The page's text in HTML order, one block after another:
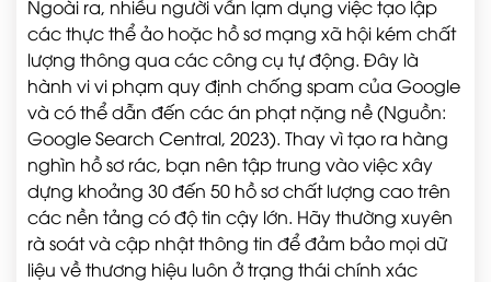
Ngoài ra, nhiều người vẫn lạm dụng việc tạo lập
các thực thể ảo hoặc hồ sơ mạng xã hội kém chất
lượng thông qua các công cụ tự động. Đây là
hành vi vi phạm quy định chống spam của Google
và có thể dẫn đến các án phạt nặng nề (Nguồn:
Google Search Central, 2023). Thay vì tạo ra hàng
nghìn hồ sơ rác, bạn nên tập trung vào việc xây
dựng khoảng 30 đến 50 hồ sơ chất lượng cao trên
các nền tảng có độ tin cậy lớn. Hãy thường xuyên
rà soát và cập nhật thông tin để đảm bảo mọi dữ
liệu về thương hiệu luôn ở trạng thái chính xác